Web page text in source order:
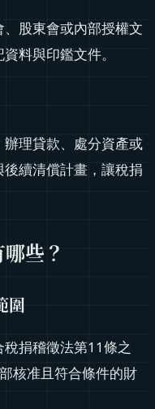
股東會或內部授權文
料與印鑑文件。
理貸款、處分資產或
續清償計畫，讓稅捐
些？
圍
捐稽徵法第11條之
核准且符合條件的財